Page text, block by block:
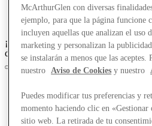
Más
¡Crazy Days, acceso anticipado el 25
del Club! Únete ahora
McArthurGlen con diversas
ejemplo, para que la página funcione
incluyen aquellas que analizan el uso
marketing y personalizan la
se instalarán a menos que las
nuestro
Aviso de Cookies y nuestro
Puedes modificar tus preferencias y
momento haciendo clic en
sitio web. La retirada de tu